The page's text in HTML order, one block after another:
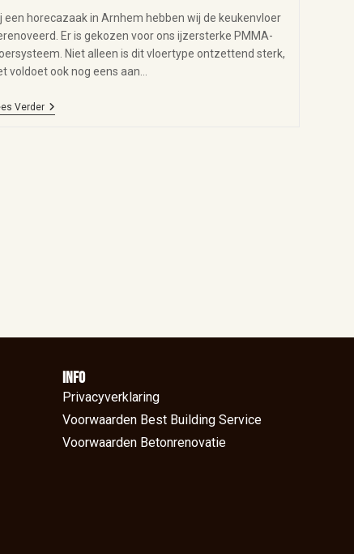
een horecazaak in Arnhem hebben wij de keukenvloer
Er is gekozen voor ons ijzersterke PMMA-
Niet alleen is dit vloertype ontzettend sterk,
voldoet ook nog eens aan…
Verder
Info
Privacyverklaring
Voorwaarden Best Building Service
Voorwaarden Betonrenovatie